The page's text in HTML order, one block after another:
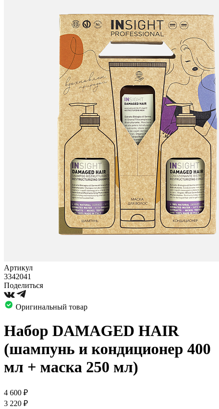
Артикул
3342041
Поделиться
Оригинальный товар
Набор DAMAGED HAIR
(шампунь и кондиционер 400
мл + маска 250 мл)
4 600 ₽
3 220 ₽